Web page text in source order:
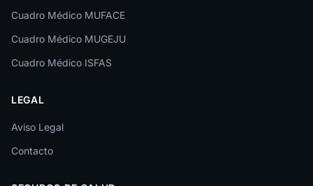
Lleida
Lugo
Málaga
Melilla
Murcia
Cuadro Médico MUFACE
Cuadro Médico MUGEJU
Cuadro Médico ISFAS
LEGAL
Aviso Legal
Contacto